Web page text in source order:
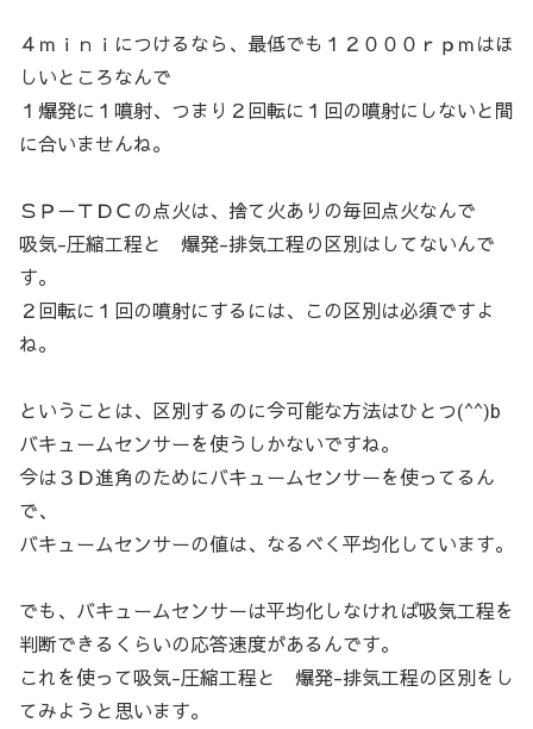
４ｍｉｎｉにつけるなら、最低でも１２０００ｒｐｍはほ
しいところなんで
１爆発に１噴射、つまり２回転に１回の噴射にしないと間
に合いませんね。
ＳＰ－ＴＤＣの点火は、捨て火ありの毎回点火なんで
吸気-圧縮工程と 爆発-排気工程の区別はしてないんで
す。
２回転に１回の噴射にするには、この区別は必須ですよ
ね。
ということは、区別するのに今可能な方法はひとつ(^^)b
バキュームセンサーを使うしかないですね。
今は３Ｄ進角のためにバキュームセンサーを使ってるん
で、
バキュームセンサーの値は、なるべく平均化しています。
でも、バキュームセンサーは平均化しなければ吸気工程を
判断できるくらいの応答速度があるんです。
これを使って吸気-圧縮工程と 爆発-排気工程の区別をし
てみようと思います。